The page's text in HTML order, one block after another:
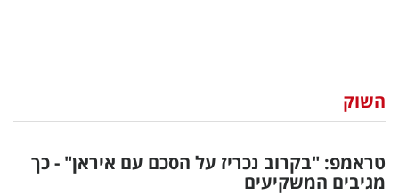
וצרכנות
דיגיטל
השוק
טראמפ: "בקרוב נכריז על הסכם עם איראן" - כך
מגיבים המשקיעים